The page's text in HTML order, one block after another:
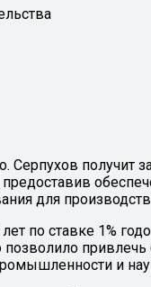
Серпухов
для
по ставке 1%
позволило
и